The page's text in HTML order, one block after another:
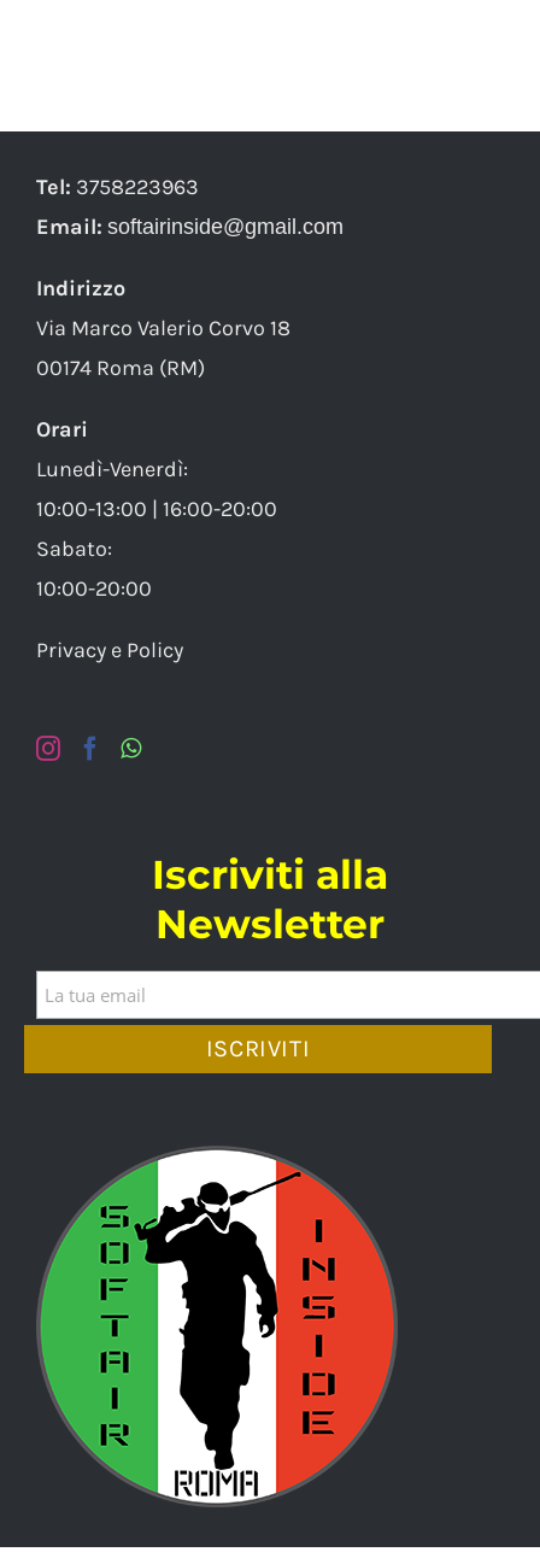
Tel: 3758223963
Email: softairinside@gmail.com
Indirizzo
Via Marco Valerio Corvo 18
00174 Roma (RM)
Orari
Lunedì-Venerdì:
10:00-13:00 | 16:00-20:00
Sabato:
10:00-20:00
Privacy e Policy
Iscriviti alla
Newsletter